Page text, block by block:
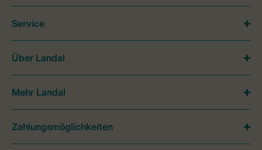
Service
Über Landal
Mehr Landal
Zahlungsmöglichkeiten